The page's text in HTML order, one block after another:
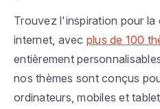
Trouvez l'inspiration pour
internet, avec plus de 100
entièrement
nos thèmes sont conçus
ordinateurs, mobiles et